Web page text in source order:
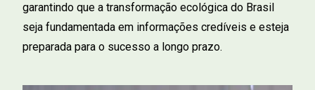
garantindo que a transformação ecológica do Brasil
seja fundamentada em informações credíveis e esteja
preparada para o sucesso a longo prazo.